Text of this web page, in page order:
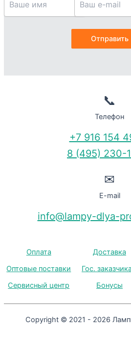
📞
Телефон
+7 916 154
8 (495) 230-
✉
E-mail
info@lampy-dlya-
Оплата Доставка
Оптовые поставки
Гос.
Сервисный центр
Бонусы
Copyright © 2021 - 2026